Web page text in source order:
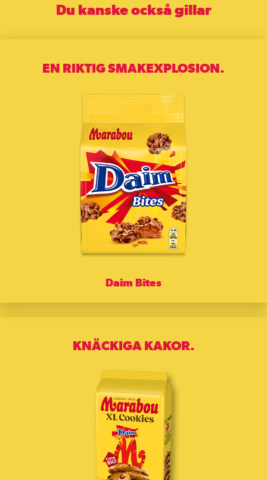
Du kanske också gillar
EN RIKTIG SMAK­EXPLOSION.
Daim Bites
KNÄCKIGA KAKOR.